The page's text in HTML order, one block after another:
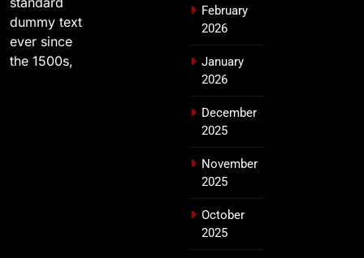
dummy text
ever since
the 1500s,
February
2026
January
2026
December
2025
November
2025
October
2025